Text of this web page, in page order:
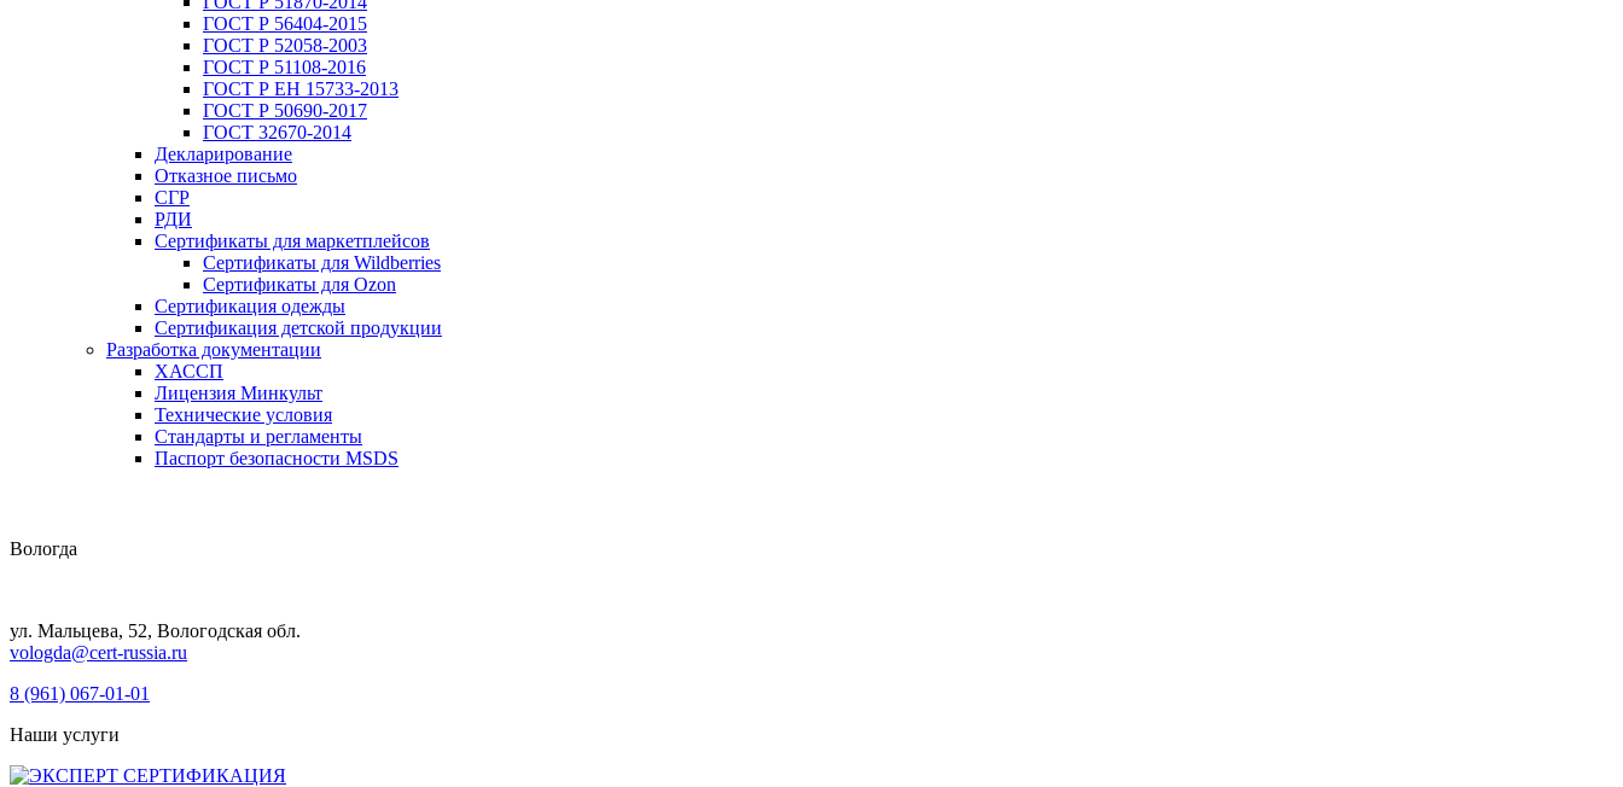
ГОСТ Р 56404-2015
ГОСТ Р 52058-2003
ГОСТ Р 51108-2016
ГОСТ Р ЕН 15733-2013
ГОСТ Р 50690-2017
ГОСТ 32670-2014
Декларирование
Отказное письмо
СГР
РДИ
Сертификаты для маркетплейсов
Сертификаты для Wildberries
Сертификаты для Ozon
Сертификация одежды
Сертификация детской продукции
Разработка документации
ХАССП
Лицензия Минкульт
Технические условия
Стандарты и регламенты
Паспорт безопасности MSDS
Вологда
ул. Мальцева, 52, Вологодская обл.
vologda@cert-russia.ru
8 (961) 067-01-01
Наши услуги